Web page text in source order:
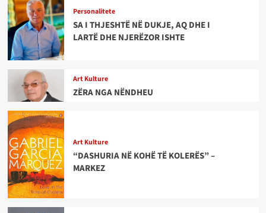
Personalitete
SA I THJESHTË NË DUKJE, AQ DHE I
LARTË DHE NJERËZOR ISHTE
Art Kulture
ZËRA NGA NËNDHEU
Art Kulture
“DASHURIA NË KOHË TË KOLERËS” –
MARKEZ